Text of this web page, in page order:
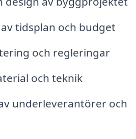
tidsplan och budget
och regleringar
och teknik
underleverantörer och